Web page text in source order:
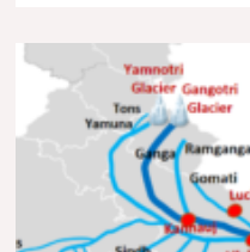
BANJARA
HISTORY
IN
HINDI
|